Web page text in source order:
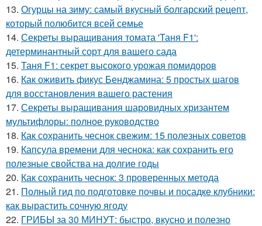
13. Огурцы на зиму: самый вкусный болгарский рецепт,
который полюбится всей семье
14. Секреты выращивания томата 'Таня F1':
детерминантный сорт для вашего сада
15. Таня F1: секрет высокого урожая помидоров
16. Как оживить фикус Бенджамина: 5 простых шагов
для восстановления вашего растения
17. Секреты выращивания шаровидных хризантем
мультифлоры: полное руководство
18. Как сохранить чеснок свежим: 15 полезных советов
19. Капсула времени для чеснока: как сохранить его
полезные свойства на долгие годы
20. Как сохранить чеснок: 3 проверенных метода
21. Полный гид по подготовке почвы и посадке клубники:
как вырастить сочную ягоду
22. ГРИБЫ за 30 МИНУТ: быстро, вкусно и полезно